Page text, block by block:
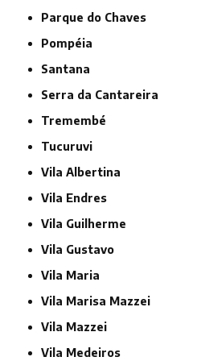
Parque do Chaves
Pompéia
Santana
Serra da Cantareira
Tremembé
Tucuruvi
Vila Albertina
Vila Endres
Vila Guilherme
Vila Gustavo
Vila Maria
Vila Marisa Mazzei
Vila Mazzei
Vila Medeiros